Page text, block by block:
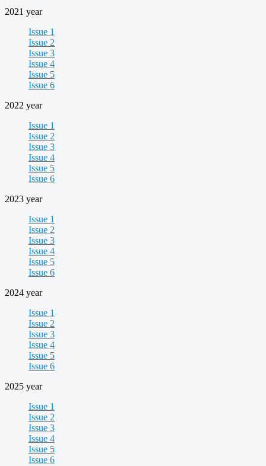
2021 year
Issue 1
Issue 2
Issue 3
Issue 4
Issue 5
Issue 6
2022 year
Issue 1
Issue 2
Issue 3
Issue 4
Issue 5
Issue 6
2023 year
Issue 1
Issue 2
Issue 3
Issue 4
Issue 5
Issue 6
2024 year
Issue 1
Issue 2
Issue 3
Issue 4
Issue 5
Issue 6
2025 year
Issue 1
Issue 2
Issue 3
Issue 4
Issue 5
Issue 6